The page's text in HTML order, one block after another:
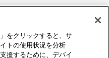
をクリックすると、サ
トの使用状況を分析
援するために、デバイ